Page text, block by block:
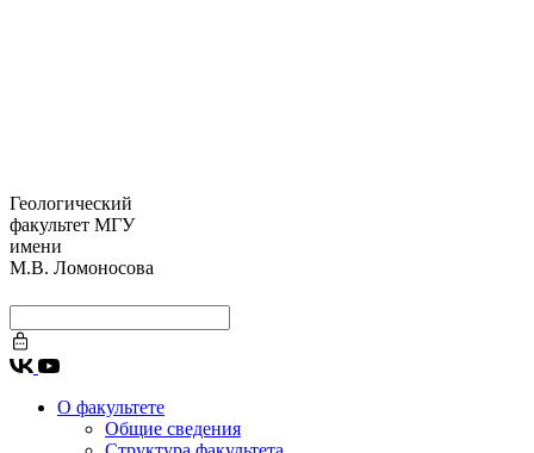
Геологический
факультет МГУ
имени
М.В. Ломоносова
О факультете
Общие сведения